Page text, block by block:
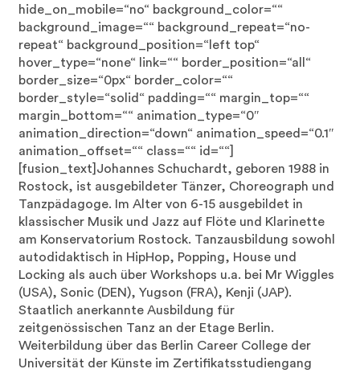
hide_on_mobile=“no“ background_color=““
background_image=““ background_repeat=“no-
repeat“ background_position=“left top“
hover_type=“none“ link=““ border_position=“all“
border_size=“0px“ border_color=““
border_style=“solid“ padding=““ margin_top=““
margin_bottom=““ animation_type=“0″
animation_direction=“down“ animation_speed=“0.1″
animation_offset=““ class=““ id=““]
[fusion_text]Johannes Schuchardt, geboren 1988 in
Rostock, ist ausgebildeter Tänzer, Choreograph und
Tanzpädagoge. Im Alter von 6-15 ausgebildet in
klassischer Musik und Jazz auf Flöte und Klarinette
am Konservatorium Rostock. Tanzausbildung sowohl
autodidaktisch in HipHop, Popping, House und
Locking als auch über Workshops u.a. bei Mr Wiggles
(USA), Sonic (DEN), Yugson (FRA), Kenji (JAP).
Staatlich anerkannte Ausbildung für
zeitgenössischen Tanz an der Etage Berlin.
Weiterbildung über das Berlin Career College der
Universität der Künste im Zertifikatsstudiengang